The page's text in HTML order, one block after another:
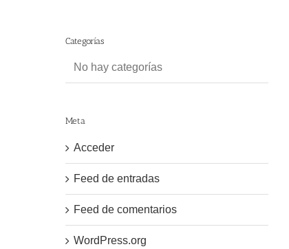
Categorías
No hay categorías
Meta
Acceder
Feed de entradas
Feed de comentarios
WordPress.org